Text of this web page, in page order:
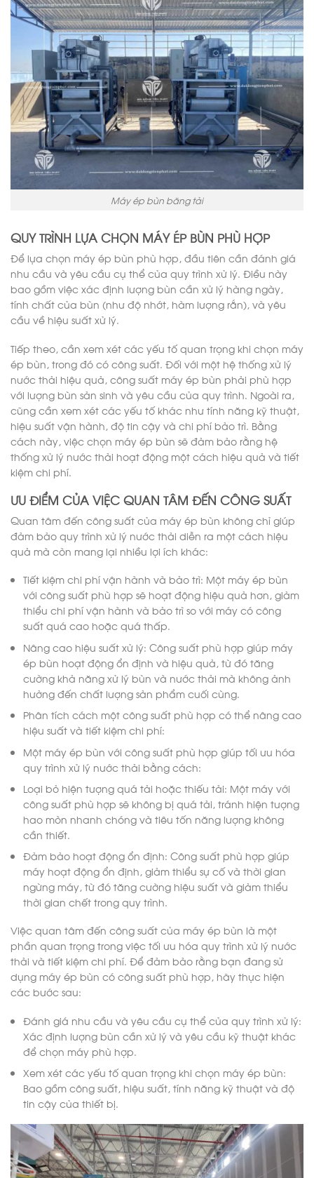
Máy ép bùn băng tải
QUY TRÌNH LỰA CHỌN MÁY ÉP BÙN PHÙ HỢP
Để lựa chọn máy ép bùn phù hợp, đầu tiên cần đánh giá
nhu cầu và yêu cầu cụ thể của quy trình xử lý. Điều này
bao gồm việc xác định lượng bùn cần xử lý hàng ngày,
tính chất của bùn (như độ nhớt, hàm lượng rắn), và yêu
cầu về hiệu suất xử lý.
Tiếp theo, cần xem xét các yếu tố quan trọng khi chọn máy
ép bùn, trong đó có công suất. Đối với một hệ thống xử lý
nước thải hiệu quả, công suất máy ép bùn phải phù hợp
với lượng bùn sản sinh và yêu cầu của quy trình. Ngoài ra,
cũng cần xem xét các yếu tố khác như tính năng kỹ thuật,
hiệu suất vận hành, độ tin cậy và chi phí bảo trì. Bằng
cách này, việc chọn máy ép bùn sẽ đảm bảo rằng hệ
thống xử lý nước thải hoạt động một cách hiệu quả và tiết
kiệm chi phí.
ƯU ĐIỂM CỦA VIỆC QUAN TÂM ĐẾN CÔNG SUẤT
Quan tâm đến công suất của máy ép bùn không chỉ giúp
đảm bảo quy trình xử lý nước thải diễn ra một cách hiệu
quả mà còn mang lại nhiều lợi ích khác:
Tiết kiệm chi phí vận hành và bảo trì: Một máy ép bùn
với công suất phù hợp sẽ hoạt động hiệu quả hơn, giảm
thiểu chi phí vận hành và bảo trì so với máy có công
suất quá cao hoặc quá thấp.
Nâng cao hiệu suất xử lý: Công suất phù hợp giúp máy
ép bùn hoạt động ổn định và hiệu quả, từ đó tăng
cường khả năng xử lý bùn và nước thải mà không ảnh
hưởng đến chất lượng sản phẩm cuối cùng.
Phân tích cách một công suất phù hợp có thể nâng cao
hiệu suất và tiết kiệm chi phí:
Một máy ép bùn với công suất phù hợp giúp tối ưu hóa
quy trình xử lý nước thải bằng cách:
Loại bỏ hiện tượng quá tải hoặc thiếu tải: Một máy với
công suất phù hợp sẽ không bị quá tải, tránh hiện tượng
hao mòn nhanh chóng và tiêu tốn năng lượng không
cần thiết.
Đảm bảo hoạt động ổn định: Công suất phù hợp giúp
máy hoạt động ổn định, giảm thiểu sự cố và thời gian
ngừng máy, từ đó tăng cường hiệu suất và giảm thiểu
thời gian chết trong quy trình.
Việc quan tâm đến công suất của máy ép bùn là một
phần quan trọng trong việc tối ưu hóa quy trình xử lý nước
thải và tiết kiệm chi phí. Để đảm bảo rằng bạn đang sử
dụng máy ép bùn có công suất phù hợp, hãy thực hiện
các bước sau:
Đánh giá nhu cầu và yêu cầu cụ thể của quy trình xử lý:
Xác định lượng bùn cần xử lý và yêu cầu kỹ thuật khác
để chọn máy phù hợp.
Xem xét các yếu tố quan trọng khi chọn máy ép bùn:
Bao gồm công suất, hiệu suất, tính năng kỹ thuật và độ
tin cậy của thiết bị.